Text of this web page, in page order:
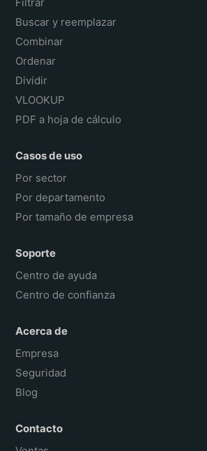
Buscar y reemplazar
Combinar
Ordenar
Dividir
VLOOKUP
PDF a hoja de cálculo
Casos de uso
Por sector
Por departamento
Por tamaño de empresa
Soporte
Centro de ayuda
Centro de confianza
Acerca de
Empresa
Seguridad
Blog
Contacto